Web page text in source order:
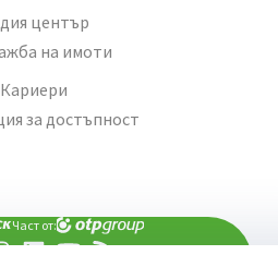
център
на имоти
Кариери
за достъпност
Част от: